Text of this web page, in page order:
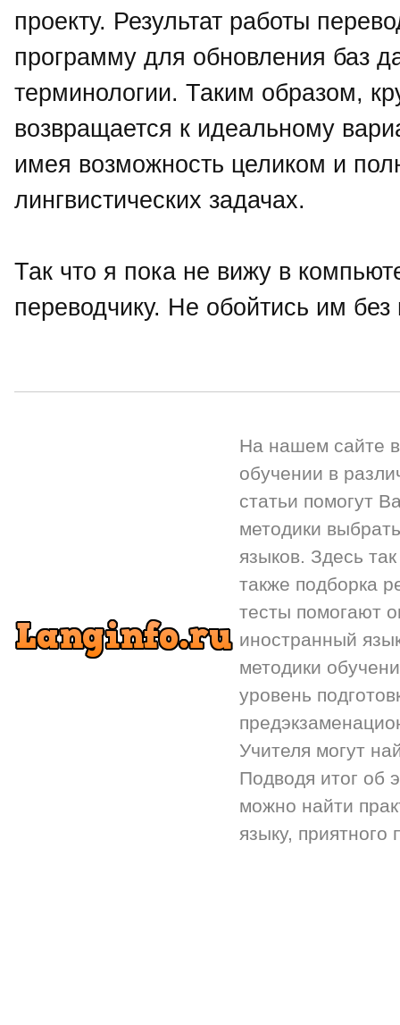
проекту. Результат работы
программу для обновления баз
терминологии. Таким образом,
возвращается к идеальному
имея возможность целиком и
лингвистических задачах.
Так что я пока не вижу в
переводчику. Не обойтись им
На нашем сайте
обучении в
статьи помогут
методики
языков. Здесь
также подборка
тесты помогают
иностранный
методики
уровень
Учителя могут
Подводя итог об
можно найти
языку,